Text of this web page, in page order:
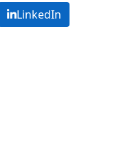
LinkedIn